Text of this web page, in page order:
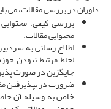
داوران در بررسی مقالات، می
بررسی کیفی،
محتوایی مقالات.
اطلاع ­رسانی به
لحاظ مرتبط نبودن
جایگزین در صورت
ضرورت در نپذیرفتن
خاص به ­وسیله آن